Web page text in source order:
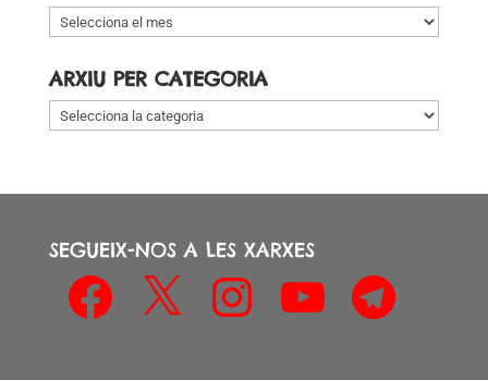
Arxiu
per
ARXIU PER CATEGORIA
Arxiu
per
SEGUEIX-NOS A LES XARXES
Facebook Instagram Telegram